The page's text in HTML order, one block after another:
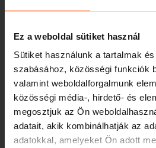
Ez a weboldal sütiket használ
Sütiket használunk a tartalmak
szabásához, közösségi funkciók
valamint weboldalforgalmunk
közösségi média-, hirdető- és
megosztjuk az Ön
adatait, akik kombinálhatják az
adatokkal, amelyeket Ön adott
Seattle – Popup park